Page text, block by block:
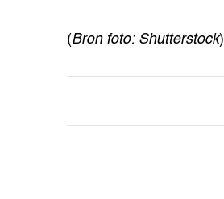
(Bron foto: Shutterstock)